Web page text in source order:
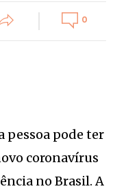
0
pessoa pode ter
coronavírus
no Brasil. A